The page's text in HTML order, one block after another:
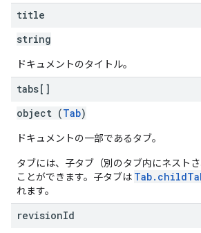
title
string
ドキュメントのタイトル。
tabs[]
object (Tab)
ドキュメントの一部であるタブ。
タブには、子タブ（別のタブ内にネスト
ことができます。子タブは
れます。
revisionId